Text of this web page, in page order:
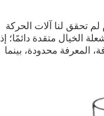
تحقق لنا آلات الحركة
الخيال متقدة دائمًا؛ إذ
المعرفة محدودة، بينما